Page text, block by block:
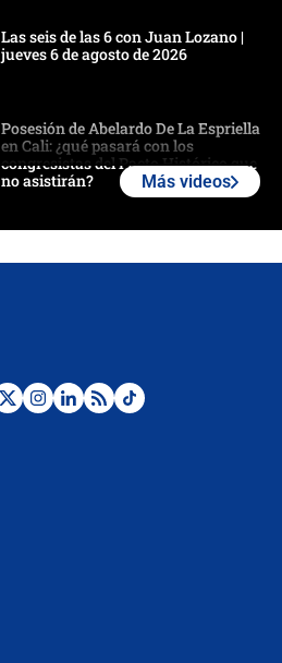
Las seis de las 6 con Juan Lozano |
jueves 6 de agosto de 2026
Posesión de Abelardo De La Espriella
en Cali: ¿qué pasará con los
congresistas del Pacto Histórico que
no asistirán?
¿Por qué De la Espriella gobernará
Más videos